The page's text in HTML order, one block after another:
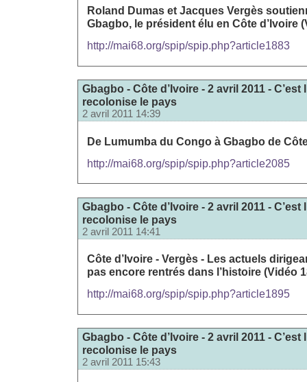
Roland Dumas et Jacques Vergès
Gbagbo, le président élu en Côte d’Ivoire
http://mai68.org/spip/spip.php?article1883
Gbagbo - Côte d’Ivoire - 2 avril 2011 -
recolonise le pays
2 avril 2011 14:39
De Lumumba du Congo à Gbagbo de
http://mai68.org/spip/spip.php?article2085
Gbagbo - Côte d’Ivoire - 2 avril 2011 -
recolonise le pays
2 avril 2011 14:41
Côte d’Ivoire - Vergès - Les actuels
pas encore rentrés dans l’histoire (Vidéo
http://mai68.org/spip/spip.php?article1895
Gbagbo - Côte d’Ivoire - 2 avril 2011 -
recolonise le pays
2 avril 2011 15:43